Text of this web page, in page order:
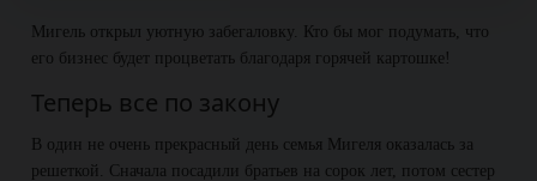
Мигель открыл уютную забегаловку. Кто бы мог подумать, что
его бизнес будет процветать благодаря горячей картошке!
Теперь все по закону
В один не очень прекрасный день семья Мигеля оказалась за
решеткой. Сначала посадили братьев на сорок лет, потом сестер